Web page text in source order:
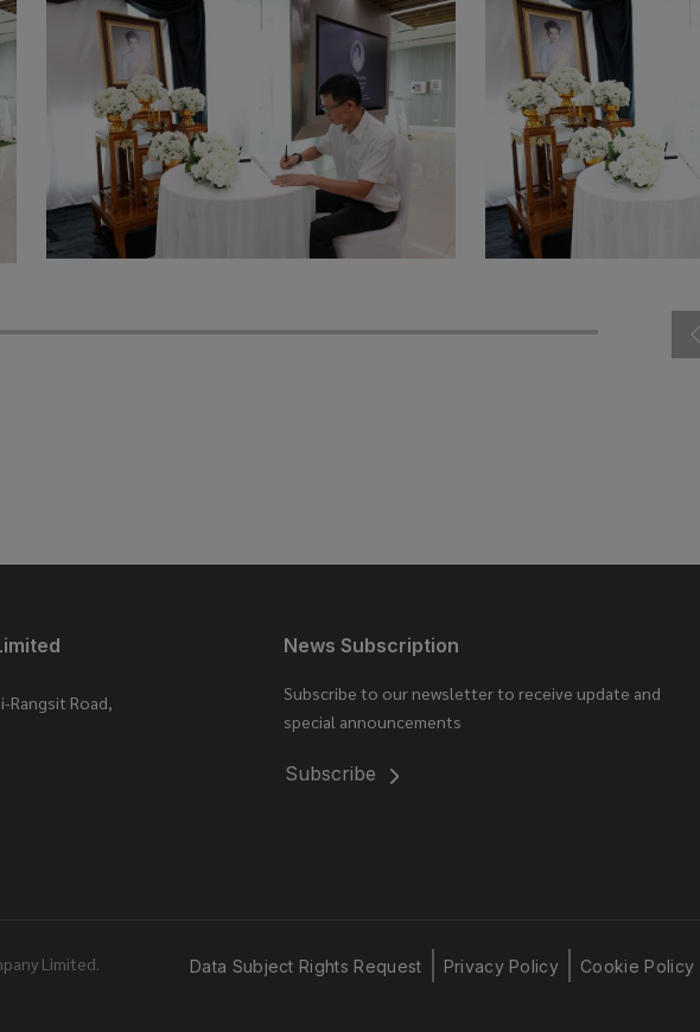
Rangsit Road,
News Subscription
Subscribe to our newsletter to receive update and
special announcements
Subscribe
Limited. Data Subject Rights Request Privacy Policy Cookie Policy